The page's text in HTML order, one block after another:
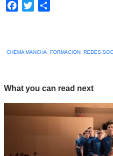
Facebook
Twitter
CHEMA MANCHA
FORMACION, REDES
What you can read next